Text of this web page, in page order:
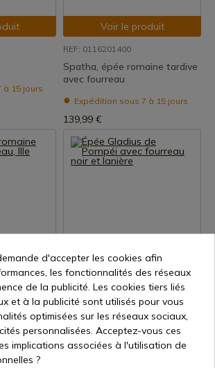
à 15 jours
Voir le produit
REF: 0116201400
Spatha, épée romaine tardive
avec fourreau
Expédition sous 7 à 15 jours
139,99 €
Gladius
15 jours
Voir le produit
REF: 0101602122
Épée Gladius de Pompéi avec
fourreau noir et lanière
Expédition sous 7 à 15 jours
119,99 €
d'accepter les cookies afin
les fonctionnalités des réseaux
de la publicité. Les cookies tiers liés
et à la publicité sont utilisés pour vous
optimisées sur les réseaux sociaux,
personnalisées. Acceptez-vous ces
implications associées à l'utilisation de
?